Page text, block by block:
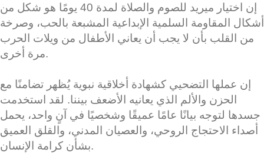
إن اختيار ميريد للصوم والصلاة لمدة 40 يومًا هو شكل من
أشكال المقاومة السلمية الإبداعية المشبعة بالحب، وصرخة
من القلب بأن لا يجب أن يعاني الأطفال من ويلات الحرب
مرة أخرى.
إن عملها التضحيي كشهادة أخلاقية نبوية يُظهر تضامنًا مع
الحزن والألم الذي يعانيه الأضعف بيننا. لقد استخدمت
جسدها لتوجه بيانًا عامًا عميقًا وشخصيًا في آنٍ واحد، يحمل
أصداء الاحتجاج الروحي، والعصيان المدني، والقلق العميق
بشأن كرامة الإنسان.